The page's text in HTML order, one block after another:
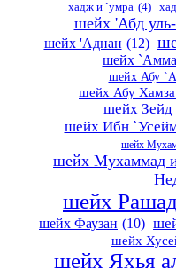
хадж и `умра (4)
шейх 'Абд
шейх 'Аднан (12)
шейх
шейх Абу
шейх Абу
шейх Зейд
шейх Ибн
шейх
шейх Мухаммад
шейх
шейх Фаузан (10)
шейх
шейх Яхья